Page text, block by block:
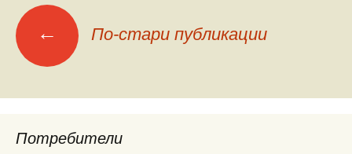
Меню
на
публикациите
← По-стари публикации
Потребители